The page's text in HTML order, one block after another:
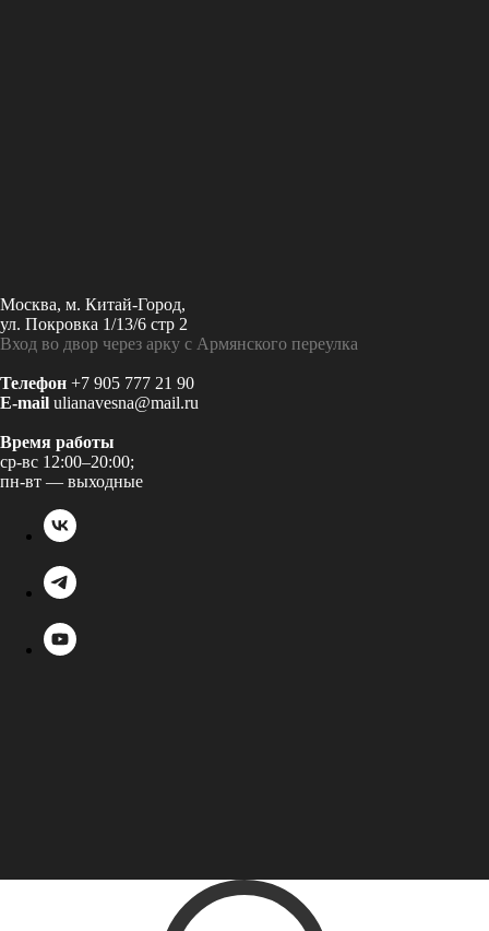
Москва, м. Китай-Город,
ул. Покровка 1/13/6 стр 2
Вход во двор через арку с Армянского переулка
Телефон +7 905 777 21 90
E-mail ulianavesna@mail.ru
Время работы
ср-вс 12:00–20:00;
пн-вт — выходные